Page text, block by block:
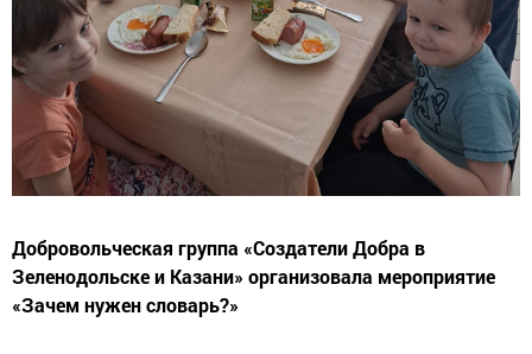
Добровольческая группа «Создатели Добра в
Зеленодольске и Казани» организовала мероприятие
«Зачем нужен словарь?»